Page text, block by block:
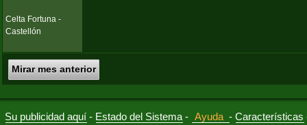
Celta Fortuna -
Castellón
Mirar mes anterior
Su publicidad aquí - Estado del Sistema - Ayuda -Características